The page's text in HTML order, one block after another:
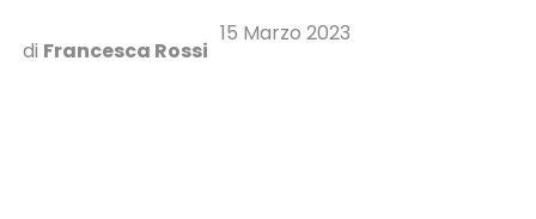
di Francesca Rossi
15 Marzo 2023